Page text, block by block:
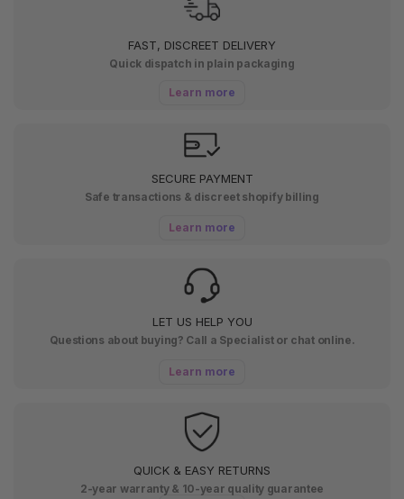
FAST, DISCREET DELIVERY
Quick dispatch in plain packaging
Learn more
SECURE PAYMENT
Safe transactions & discreet shopify billing
Learn more
LET US HELP YOU
Questions about buying? Call a Specialist or chat online.
Learn more
QUICK & EASY RETURNS
2-year warranty & 10-year quality guarantee